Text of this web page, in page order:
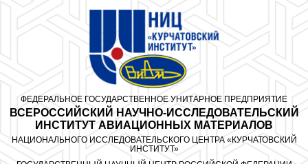
ФЕДЕРАЛЬНОЕ ГОСУДАРСТВЕННОЕ УНИТАРНОЕ ПРЕДПРИЯТИЕ
ВСЕРОССИЙСКИЙ НАУЧНО-ИССЛЕДОВАТЕЛЬСКИЙ
ИНСТИТУТ АВИАЦИОННЫХ МАТЕРИАЛОВ
НАЦИОНАЛЬНОГО ИССЛЕДОВАТЕЛЬСКОГО ЦЕНТРА «КУРЧАТОВСКИЙ
ИНСТИТУТ»